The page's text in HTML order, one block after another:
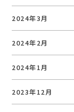
2024年3月
2024年2月
2024年1月
2023年12月